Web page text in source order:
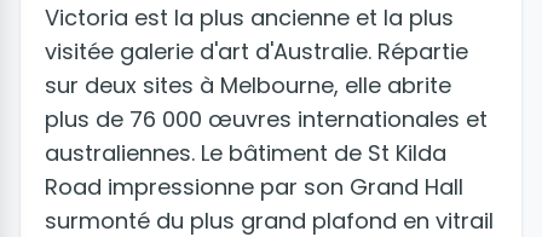
Victoria est la plus ancienne et la plus
visitée galerie d'art d'Australie. Répartie
sur deux sites à Melbourne, elle abrite
plus de 76 000 œuvres internationales et
australiennes. Le bâtiment de St Kilda
Road impressionne par son Grand Hall
surmonté du plus grand plafond en vitrail